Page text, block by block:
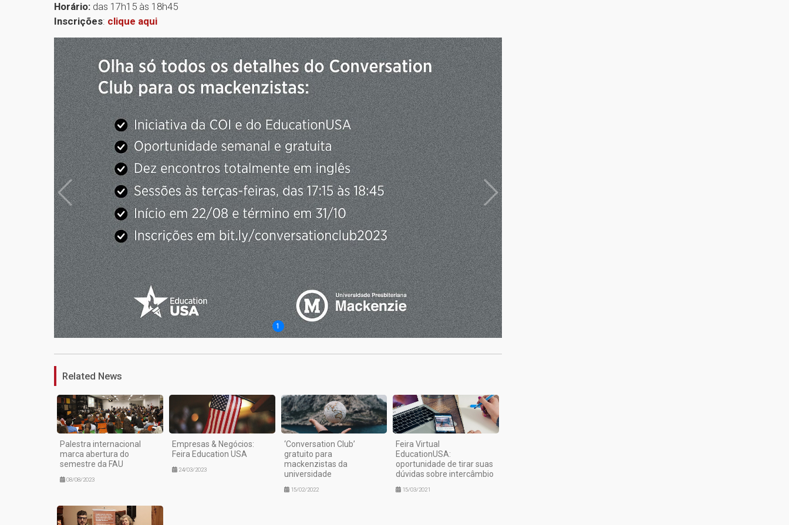
Horário: das 17h15 às 18h45
Inscrições: clique aqui
1
Related News
Palestra internacional
marca abertura do
semestre da FAU
08/08/2023
Empresas & Negócios:
Feira Education USA
24/03/2023
‘Conversation Club’
gratuito para
mackenzistas da
universidade
15/02/2022
Feira Virtual
EducationUSA:
oportunidade de tirar suas
dúvidas sobre intercâmbio
15/03/2021